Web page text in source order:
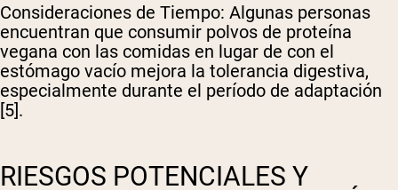
Consideraciones de Tiempo: Algunas personas
encuentran que consumir polvos de proteína
vegana con las comidas en lugar de con el
estómago vacío mejora la tolerancia digestiva,
especialmente durante el período de adaptación
[5].
RIESGOS POTENCIALES Y